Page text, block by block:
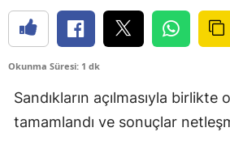
Okunma Süresi: 1 dk
Sandıkların açılmasıyla birlikte
tamamlandı ve sonuçlar